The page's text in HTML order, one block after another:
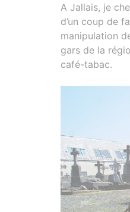
A Jallais, je
d’un coup de
manipulation
gars de la
café-tabac.